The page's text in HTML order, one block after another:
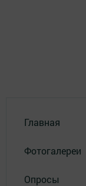
Главная
Фотогалереи
Опросы